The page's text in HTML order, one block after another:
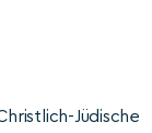
Jüdische